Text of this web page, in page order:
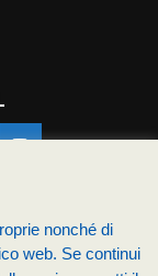
nonché di
web. Se continui